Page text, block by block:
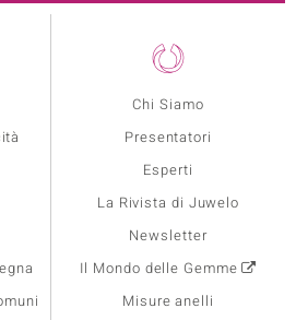
Chi Siamo
Presentatori
Esperti
La Rivista di Juwelo
Newsletter
Il Mondo delle Gemme
Misure anelli